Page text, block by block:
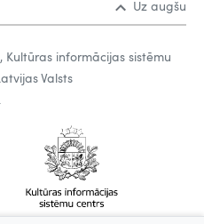
Uz augšu
Kultūras informācijas sistēmu
Valsts